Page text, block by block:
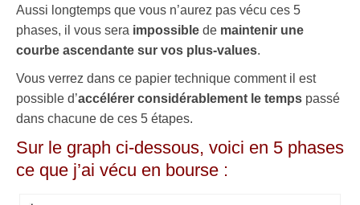
Aussi longtemps que vous n’aurez pas vécu ces 5
phases, il vous sera impossible de maintenir une
courbe ascendante sur vos plus-values.
Vous verrez dans ce papier technique comment il est
possible d’accélérer considérablement le temps passé
dans chacune de ces 5 étapes.
Sur le graph ci-dessous, voici en 5 phases
ce que j’ai vécu en bourse :